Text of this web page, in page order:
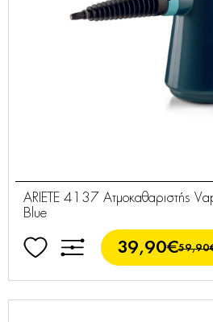
ARIETE 4137 Ατμοκαθαριστής
Blue
39,90€